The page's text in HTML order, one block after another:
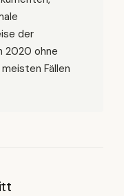
der
2020 ohne
Fällen